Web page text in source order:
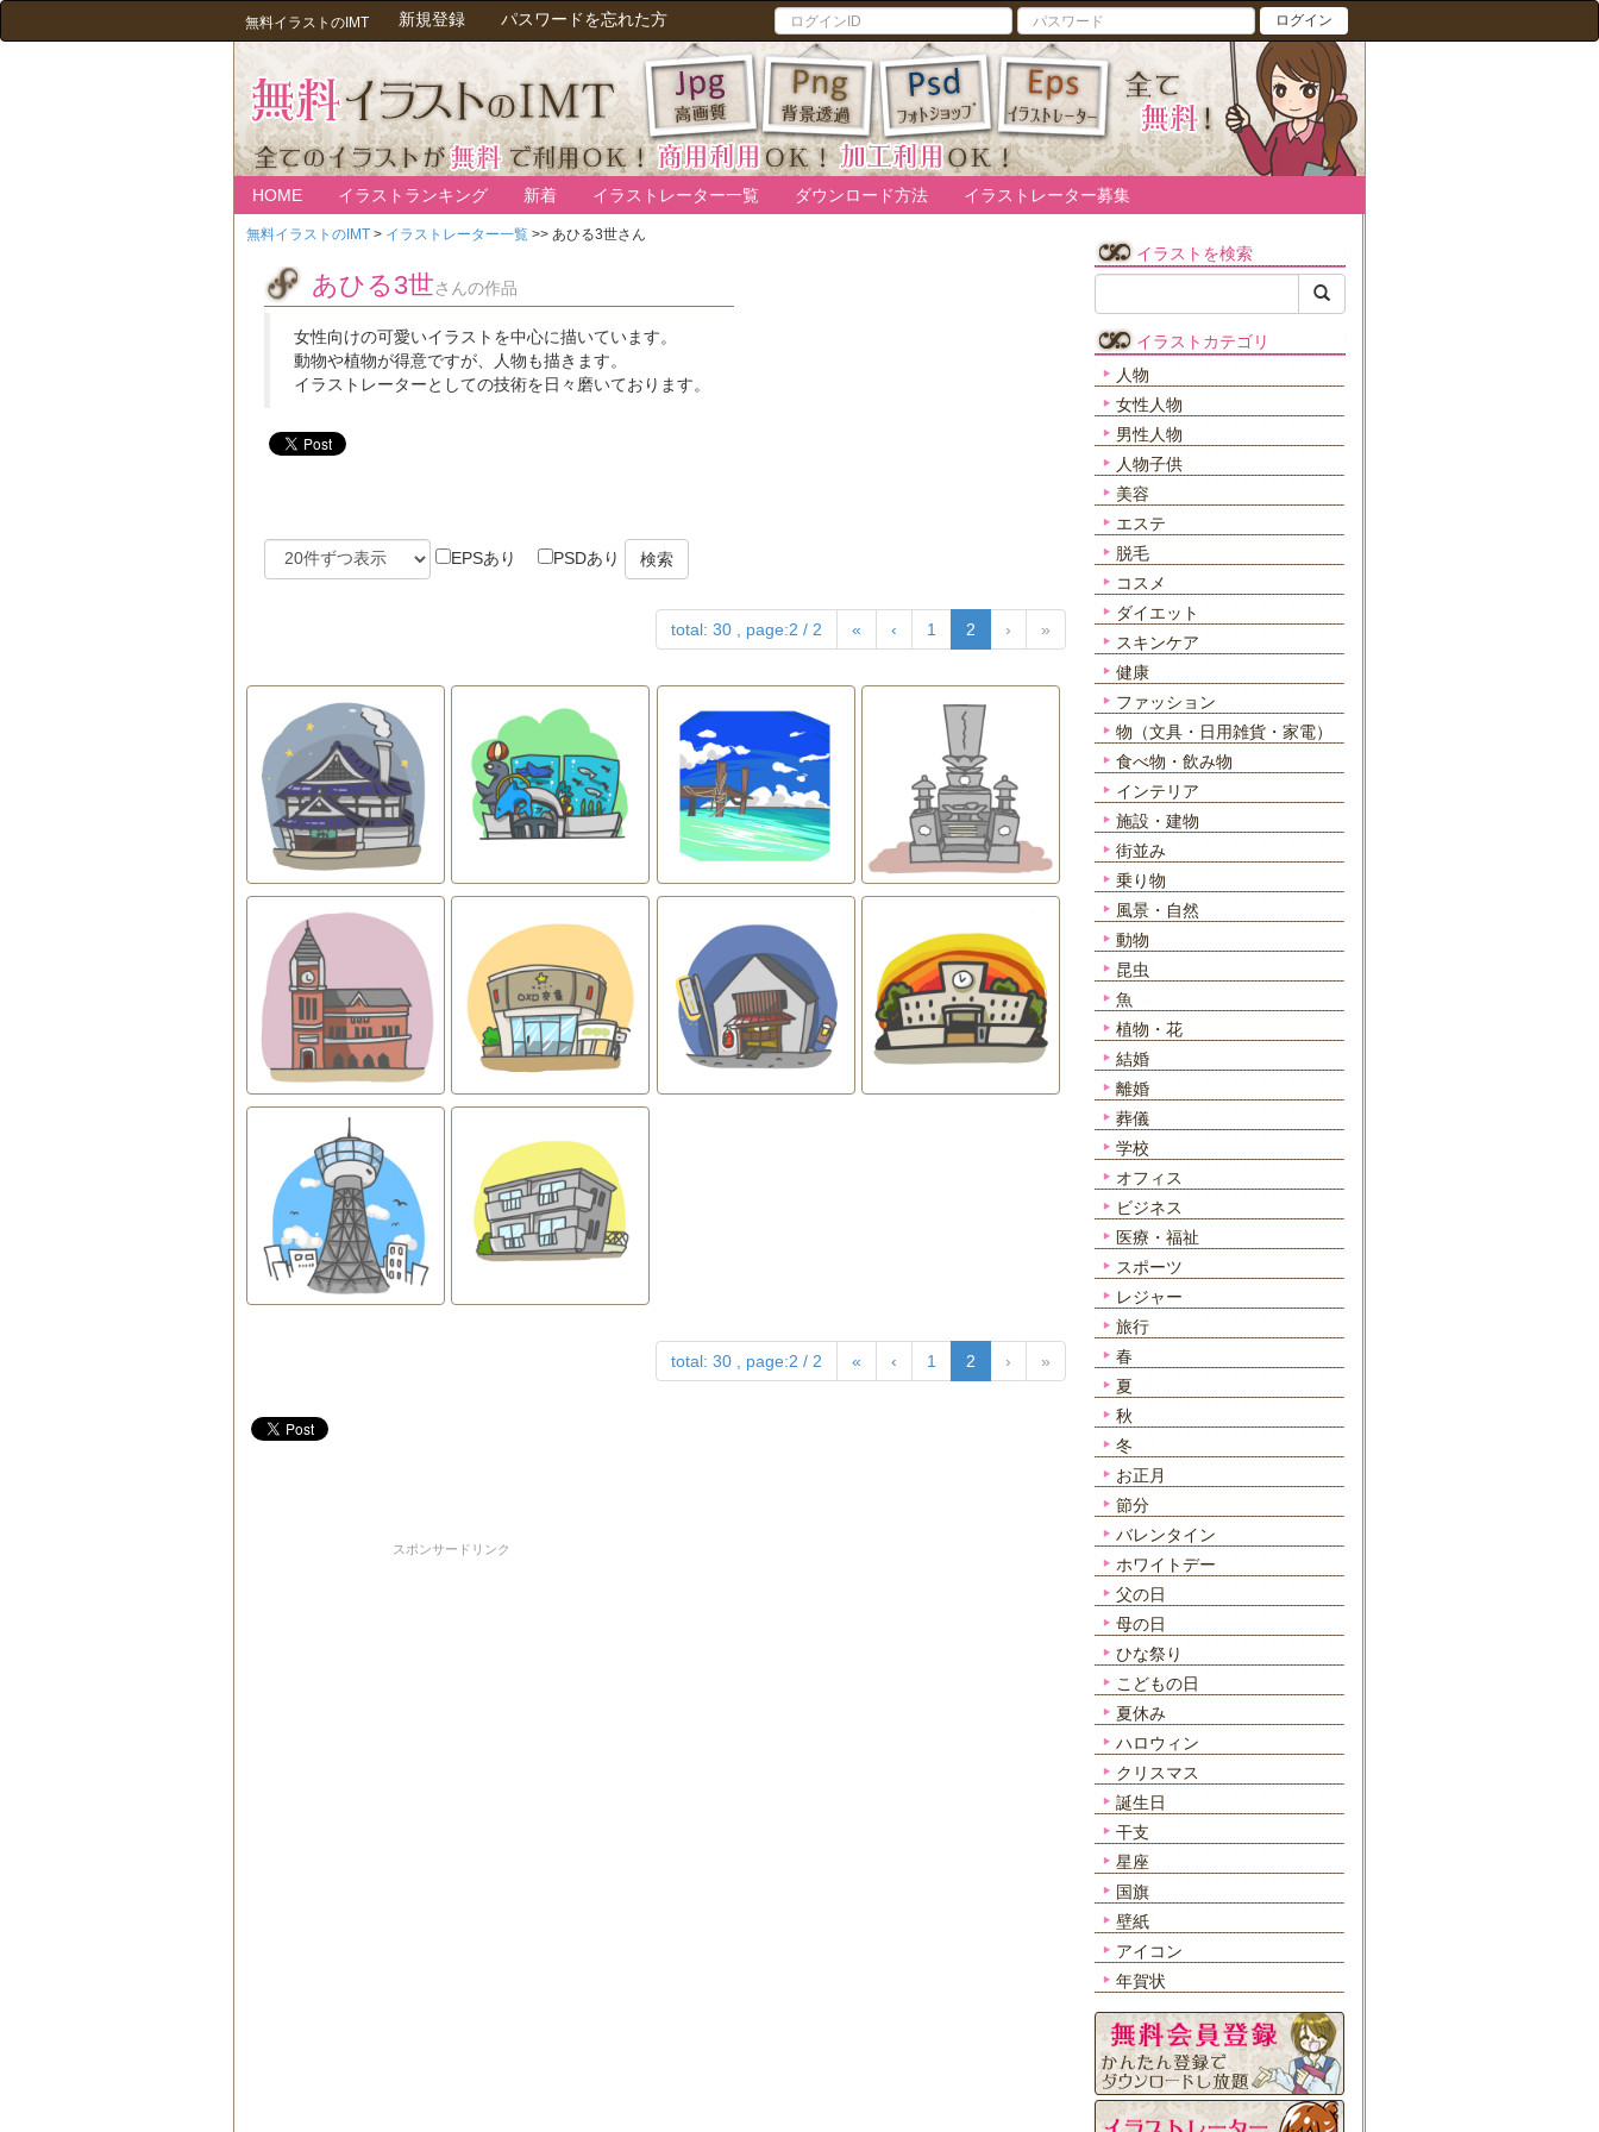
無料イラストのIMT 新規登録 パスワードを忘れた方 ログイン
HOME イラストランキング 新着 イラストレーター一覧 ダウンロード方法 イラストレーター募集
無料イラストのIMT > イラストレーター一覧 >> あひる3世さん
あひる3世さんの作品
女性向けの可愛いイラストを中心に描いています。
動物や植物が得意ですが、人物も描きます。
イラストレーターとしての技術を日々磨いております。
EPSあり PSDあり 検索
total: 30 , page:2 / 2 « ‹ 1 2 › »
total: 30 , page:2 / 2 « ‹ 1 2 › »
スポンサードリンク
イラストを検索
イラストカテゴリ
人物
女性人物
男性人物
人物子供
美容
エステ
脱毛
コスメ
ダイエット
スキンケア
健康
ファッション
物（文具・日用雑貨・家電）
食べ物・飲み物
インテリア
施設・建物
街並み
乗り物
風景・自然
動物
昆虫
魚
植物・花
結婚
離婚
葬儀
学校
オフィス
ビジネス
医療・福祉
スポーツ
レジャー
旅行
春
夏
秋
冬
お正月
節分
バレンタイン
ホワイトデー
父の日
母の日
ひな祭り
こどもの日
夏休み
ハロウィン
クリスマス
誕生日
干支
星座
国旗
壁紙
アイコン
年賀状